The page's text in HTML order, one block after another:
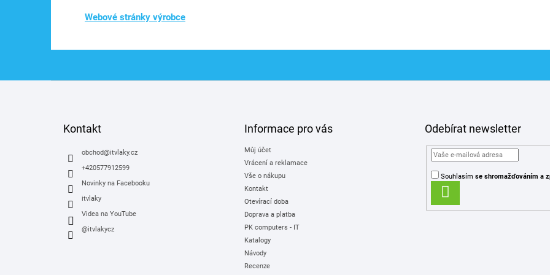
Webové stránky výrobce
Kontakt
obchod@itvlaky.cz
+420577912599
Novinky na Facebooku
itvlaky
Videa na YouTube
@itvlakycz
Informace pro vás
Můj účet
Vrácení a reklamace
Vše o nákupu
Kontakt
Otevírací doba
Doprava a platba
PK computers - IT
Katalogy
Návody
Recenze
Odebírat newsletter
Souhlasím se shromažďováním a
SE